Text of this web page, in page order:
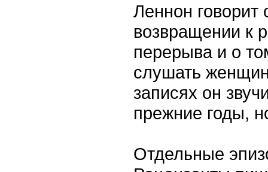
Леннон говорит
возвращении к
перерыва и о
слушать
записях он
прежние годы,
Отдельные